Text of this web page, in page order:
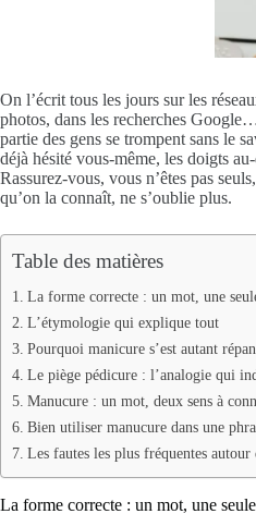
On l’écrit tous les jours sur les
photos, dans les recherches
partie des gens se trompent sans le
déjà hésité vous-même, les doigts
Rassurez-vous, vous n’êtes pas
qu’on la connaît, ne s’oublie plus.
Table des matières
La forme correcte : un mot, une
L’étymologie qui explique tout
Pourquoi manicure s’est autant
Le piège pédicure : l’analogie qui
Manucure : un mot, deux sens à
Bien utiliser manucure dans une
Les fautes les plus fréquentes autour
La forme correcte : un mot, une